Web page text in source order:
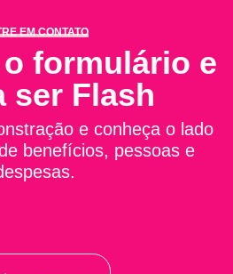
EM CONTATO
formulário e
ser Flash
e conheça o lado
benefícios, pessoas e